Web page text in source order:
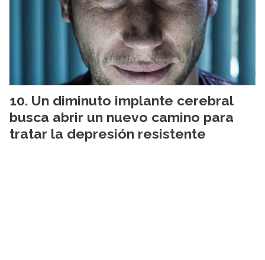
Un diminuto implante cerebral
busca abrir un nuevo camino para
tratar la depresión resistente